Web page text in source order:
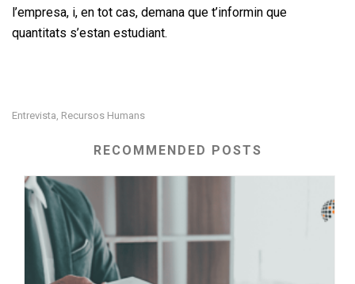
l’empresa, i, en tot cas, demana que t’informin que
quantitats s’estan estudiant.
Entrevista, Recursos Humans
RECOMMENDED POSTS